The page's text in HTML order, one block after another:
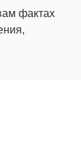
фактах